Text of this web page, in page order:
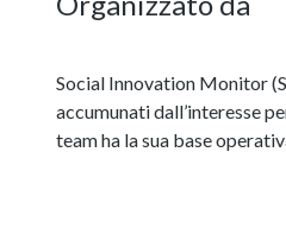
Social Innovation Monitor
accumunati dall’interesse
team ha la sua base